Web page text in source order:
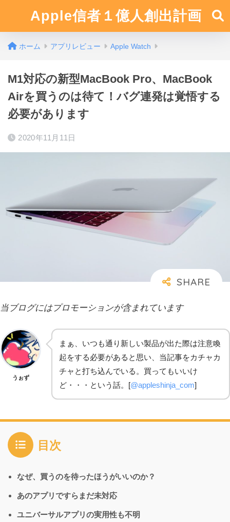
Apple信者１億人創出計画
ホーム アプリレビュー Apple Watch
M1対応の新型MacBook Pro、MacBook
Airを買うのは待て！バグ連発は覚悟する
必要があります
2020年11月11日
当ブログにはプロモーションが含まれています
うぉず
まぁ、いつも通り新しい製品が出た際は注意喚
起をする必要があると思い、当記事をカチャカ
チャと打ち込んでいる。買ってもいいけ
ど・・・という話。[@appleshinja_com]
目次
なぜ、買うのを待ったほうがいいのか？
あのアプリですらまだ未対応
ユニバーサルアプリの実用性も不明